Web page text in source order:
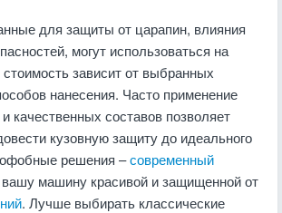
для защиты от царапин, влияния
могут использоваться на
зависит от выбранных
нанесения. Часто применение
качественных составов позволяет
кузовную защиту до идеального
решения –современный
машину красивой и защищенной от
. Лучше выбирать классические